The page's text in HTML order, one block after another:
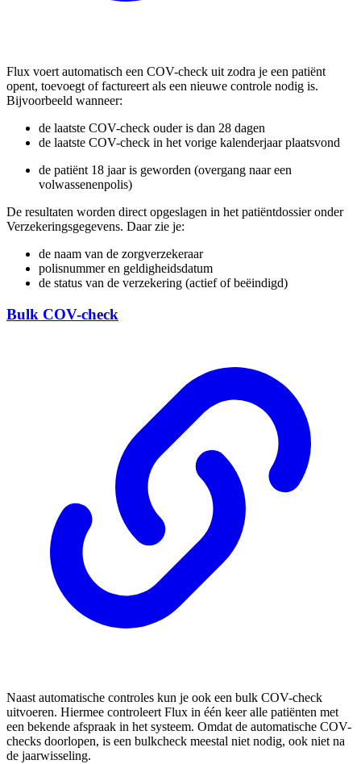
Flux voert automatisch een COV-check uit zodra je een patiënt
opent, toevoegt of factureert als een nieuwe controle nodig is.
Bijvoorbeeld wanneer:
de laatste COV-check ouder is dan 28 dagen
de laatste COV-check in het vorige kalenderjaar plaatsvond
de patiënt 18 jaar is geworden (overgang naar een
volwassenenpolis)
De resultaten worden direct opgeslagen in het patiëntdossier onder
Verzekeringsgegevens. Daar zie je:
de naam van de zorgverzekeraar
polisnummer en geldigheidsdatum
de status van de verzekering (actief of beëindigd)
Bulk COV-check
Naast automatische controles kun je ook een bulk COV-check
uitvoeren. Hiermee controleert Flux in één keer alle patiënten met
een bekende afspraak in het systeem. Omdat de automatische COV-
checks doorlopen, is een bulkcheck meestal niet nodig, ook niet na
de jaarwisseling.